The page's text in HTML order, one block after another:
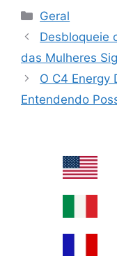
Categories
Geral
Desbloqueie
das Mulheres
O C4 Energy
Entendendo